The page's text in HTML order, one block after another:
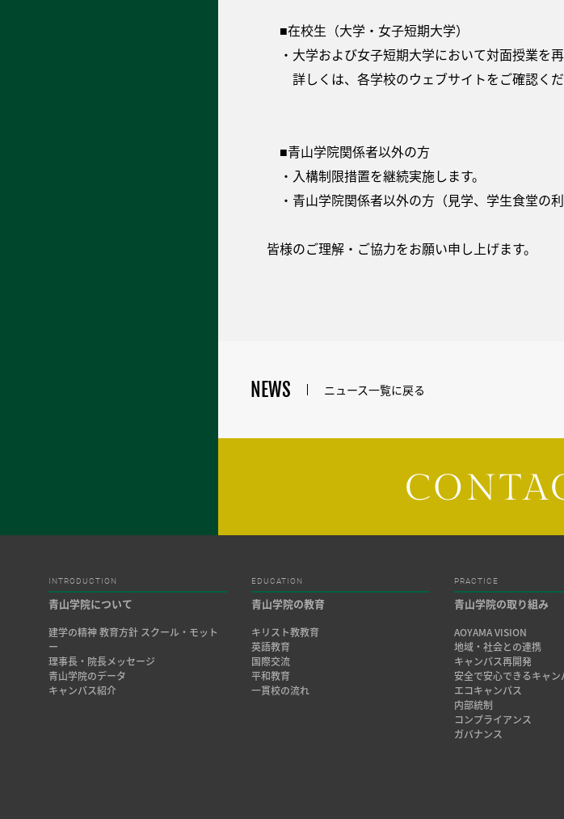
■在校生（大学・女子短期大学）
・大学および女子短期大学において対面授業を
詳しくは、各学校のウェブサイトをご確認くだ
■青山学院関係者以外の方
・入構制限措置を継続実施します。
・青山学院関係者以外の方（見学、学生食堂の
皆様のご理解・ご協力をお願い申し上げます。
NEWS ニュース一覧に戻る
INTRODUCTION
青山学院について
建学の精神 教育方針 スクール・モット
ー
理事長・院長メッセージ
青山学院のデータ
キャンパス紹介
EDUCATION
青山学院の教育
キリスト教教育
英語教育
国際交流
平和教育
一貫校の流れ
PRACTICE
青山学院の取り組み
AOYAMA VISION
地域・社会との連携
キャンパス再開発
安全で安心できるキャン
エコキャンパス
内部統制
コンプライアンス
ガバナンス